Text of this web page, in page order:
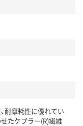
耐摩耗性に優れてい
たケブラー(R)繊維